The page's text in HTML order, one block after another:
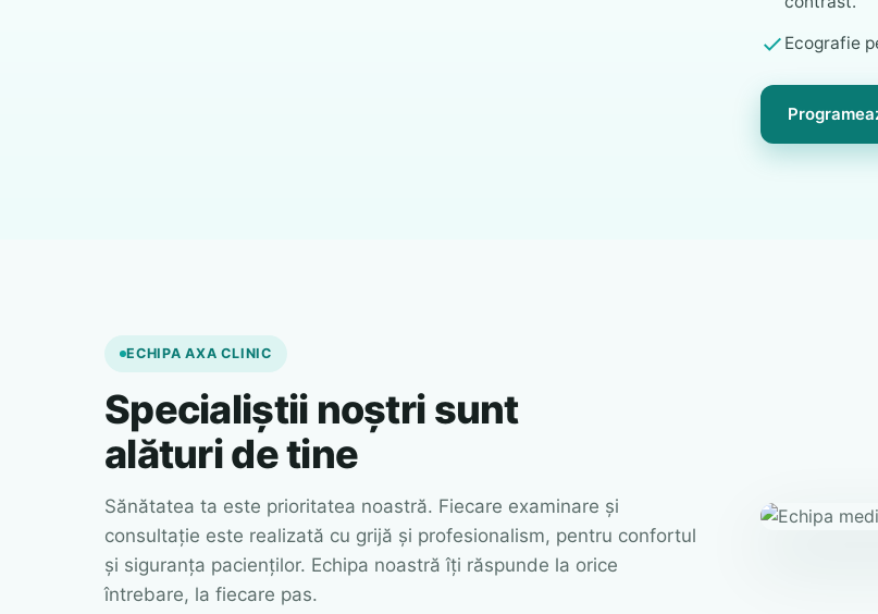
Ecografie
ECHIPA AXA CLINIC
Specialiștii noștri sunt
alături de tine
Sănătatea ta este prioritatea noastră. Fiecare examinare și
consultație este realizată cu grijă și profesionalism, pentru confortul
și siguranța pacienților. Echipa noastră îți răspunde la orice
întrebare, la fiecare pas.